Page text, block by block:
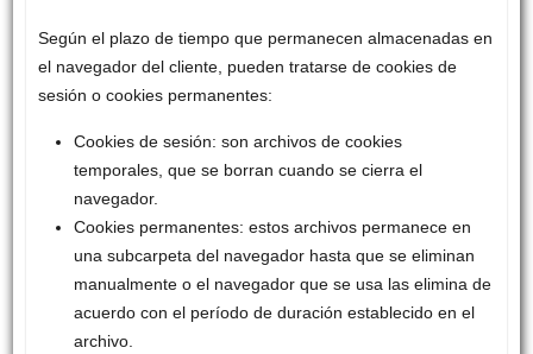
Según el plazo de tiempo que permanecen almacenadas en
el navegador del cliente, pueden tratarse de cookies de
sesión o cookies permanentes:
Cookies de sesión: son archivos de cookies
temporales, que se borran cuando se cierra el
navegador.
Cookies permanentes: estos archivos permanece en
una subcarpeta del navegador hasta que se eliminan
manualmente o el navegador que se usa las elimina de
acuerdo con el período de duración establecido en el
archivo.